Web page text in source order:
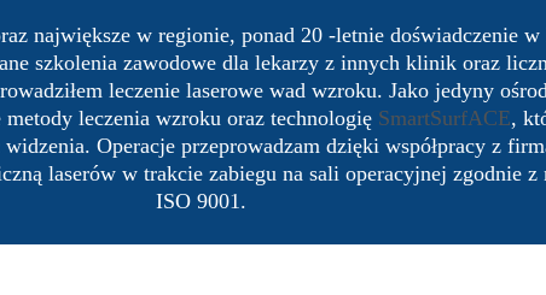
największe w regionie, ponad 20 -letnie doświadczenie
szkolenia zawodowe dla lekarzy z innych klinik oraz
leczenie laserowe wad wzroku. Jako jedyny
metody leczenia wzroku oraz technologię SmartSurfACE,
widzenia. Operacje przeprowadzam dzięki współpracy z
laserów w trakcie zabiegu na sali operacyjnej zgodnie
ISO 9001.